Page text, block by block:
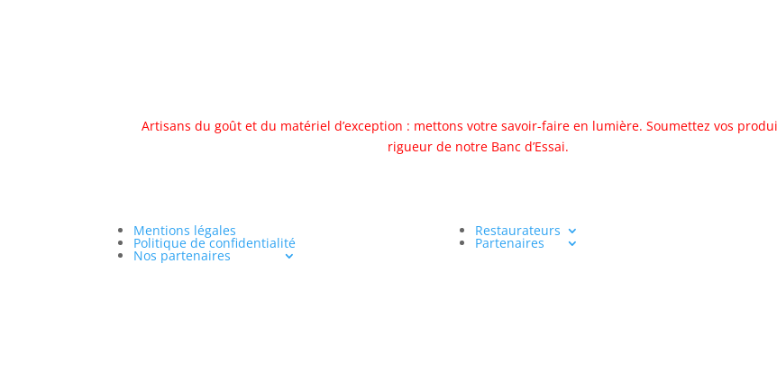
Artisans du goût et du matériel d’exception : mettons votre savoir-faire en lumière. Soumettez vos
rigueur de notre Banc d’Essai.
Mentions légales
Politique de confidentialité
Nos partenaires
Restaurateurs
Partenaires